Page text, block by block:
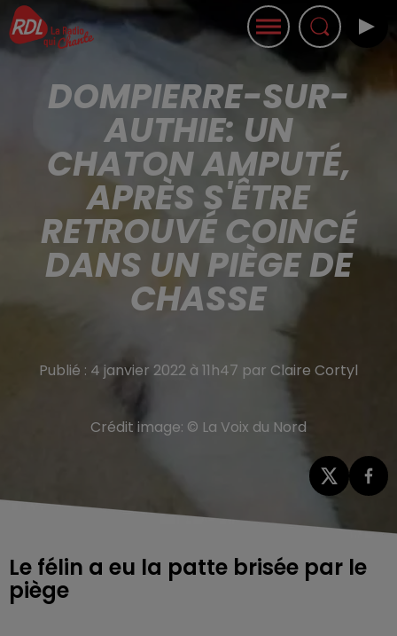
DOMPIERRE-SUR-
AUTHIE: UN
CHATON AMPUTÉ,
APRÈS S'ÊTRE
RETROUVÉ COINCÉ
DANS UN PIÈGE DE
CHASSE
Publié : 4 janvier 2022 à 11h47 par Claire Cortyl
Crédit image: © La Voix du Nord
Le félin a eu la patte brisée par le
piège